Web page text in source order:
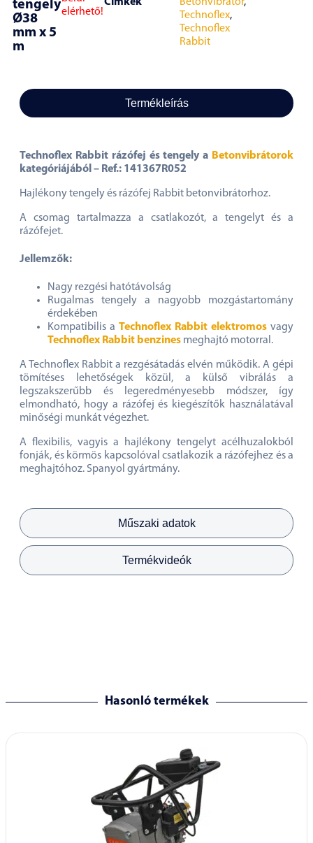
tengely
Ø38
mm x 5
m
elérhető!
Technoflex,
Technoflex
Rabbit
Termékleírás
Műszaki adatok
Termékvideók
Technoflex Rabbit rázófej és tengely a Betonvibrátorok
kategóriájából – Ref.: 141367R052
Hajlékony tengely és rázófej Rabbit betonvibrátorhoz.
A csomag tartalmazza a csatlakozót, a tengelyt és a
rázófejet.
Jellemzők:
Nagy rezgési hatótávolság
Rugalmas tengely a nagyobb mozgástartomány
érdekében
Kompatibilis a Technoflex Rabbit elektromos vagy
Technoflex Rabbit benzines meghajtó motorral.
A Technoflex Rabbit a rezgésátadás elvén működik. A gépi
tömítéses lehetőségek közül, a külső vibrálás a
legszakszerűbb és legeredményesebb módszer, így
elmondható, hogy a rázófej és kiegészítők használatával
minőségi munkát végezhet.
A flexibilis, vagyis a hajlékony tengelyt acélhuzalokból
fonják, és körmös kapcsolóval csatlakozik a rázófejhez és a
meghajtóhoz. Spanyol gyártmány.
Hasonló termékek